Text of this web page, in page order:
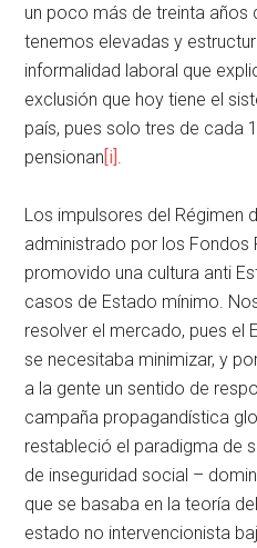
un poco más de treinta
tenemos elevadas y
informalidad laboral que
exclusión que hoy tiene el
país, pues solo tres de cada
pensionan[i]
Los impulsores del Régimen
administrado por los Fondos
promovido una cultura anti
casos de Estado mínimo.
resolver el mercado, pues el
se necesitaba minimizar, y
a la gente un sentido de
campaña propagandística
restableció el paradigma de
de inseguridad social –
que se basaba en la teoría del
estado no intervencionista